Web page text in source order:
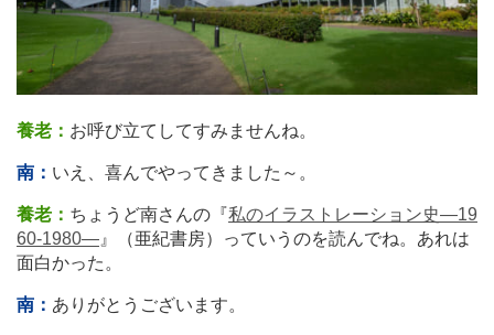
養老： お呼び立てしてすみませんね。
南： いえ、喜んでやってきました～。
養老： ちょうど南さんの『私のイラストレーション史―19
60-1980― 』（亜紀書房）っていうのを読んでね。あれは
面白かった。
南： ありがとうございます。